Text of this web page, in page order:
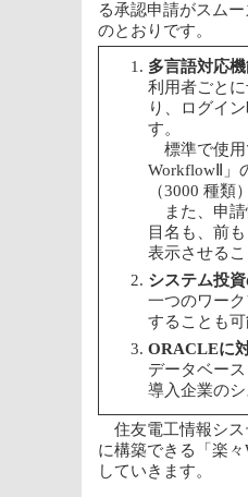
る承認申請がスム
のとおりです。
多言語対応
利用者ごと
り、ログイ
す。
標準で使用
WorkflowⅡ」
（3000 種
また、申請
目名も、前
表示させる
システム投
一つのワー
することも
ORACLEに
データベー
導入企業の
住友電工情報シス
に構築できる「楽
していきます。